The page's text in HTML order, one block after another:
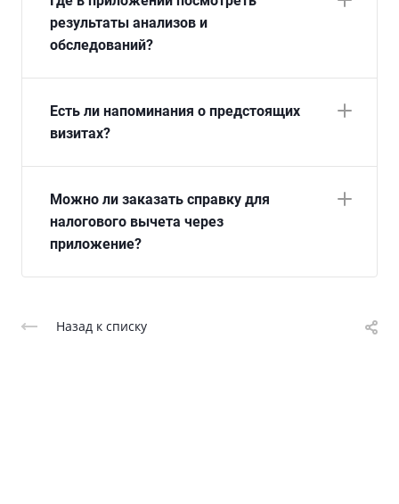
результаты анализов и
обследований?
Есть ли напоминания о предстоящих
визитах?
Можно ли заказать справку для
налогового вычета через
приложение?
Назад к списку